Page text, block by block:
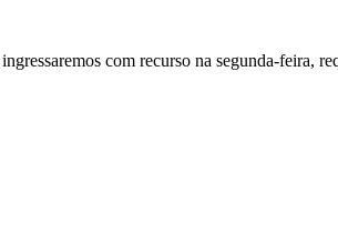
com recurso na segunda-feira,